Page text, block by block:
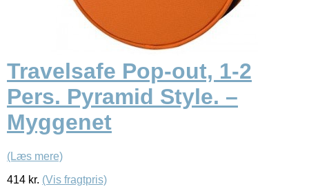
Travelsafe Pop-out, 1-2
Pers. Pyramid Style. –
Myggenet
(Læs mere)
414 kr. (Vis fragtpris)